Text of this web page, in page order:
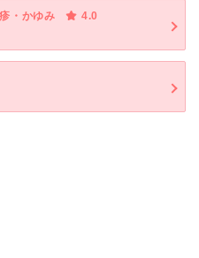
・かゆみ
4.0